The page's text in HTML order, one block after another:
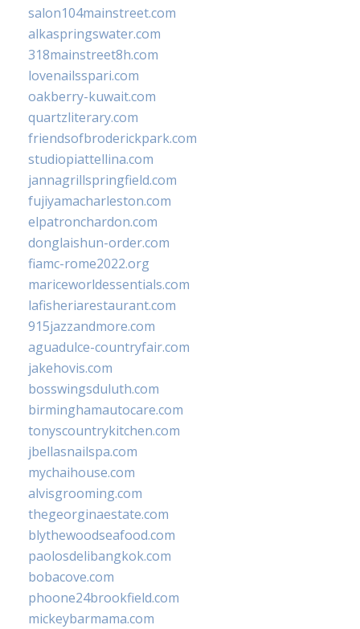
salon104mainstreet.com
alkaspringswater.com
318mainstreet8h.com
lovenailsspari.com
oakberry-kuwait.com
quartzliterary.com
friendsofbroderickpark.com
studiopiattellina.com
jannagrillspringfield.com
fujiyamacharleston.com
elpatronchardon.com
donglaishun-order.com
fiamc-rome2022.org
mariceworldessentials.com
lafisheriarestaurant.com
915jazzandmore.com
aguadulce-countryfair.com
jakehovis.com
bosswingsduluth.com
birminghamautocare.com
tonyscountrykitchen.com
jbellasnailspa.com
mychaihouse.com
alvisgrooming.com
thegeorginaestate.com
blythewoodseafood.com
paolosdelibangkok.com
bobacove.com
phoone24brookfield.com
mickeybarmama.com